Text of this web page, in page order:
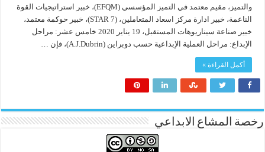
والتميز، مقيم معتمد في التميز المؤسسي (EFQM)، خبير استراتيجيات القوة
الناعمة، خبير ادارة مركز اسعاد المتعاملين، (7 STAR)، خبير حوكمة معتمد،
خبير صناعة سيناريوهات المستقبل، 19 يناير 2020 خامس عشر: مراحل
الإبداع: مراحل العملية الإبداعية حسب دوبراين (A.J.Dubrin)، فإن …
أكمل القراءة »
رخصة المشاع الابداعي